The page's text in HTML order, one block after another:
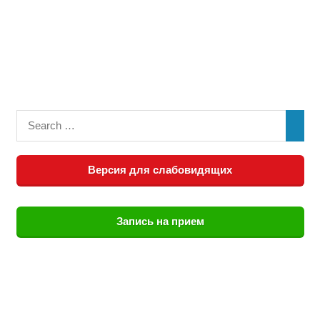
Версия для слабовидящих
Запись на прием